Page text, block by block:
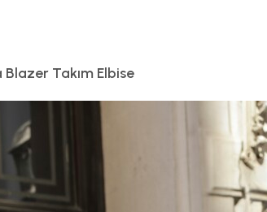
Takım Elbise